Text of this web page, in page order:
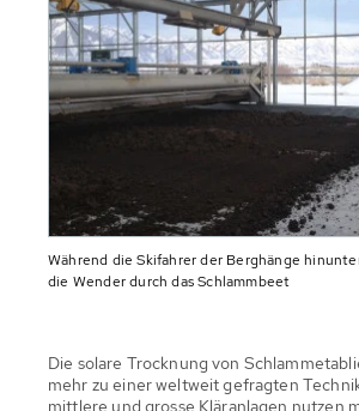
Während die Skifahrer der Berghänge
die Wender durch das Schlammbeet
Die solare Trocknung von
mehr zu einer weltweit gefragten
mittlere und grosse Kläranlagen nutzen